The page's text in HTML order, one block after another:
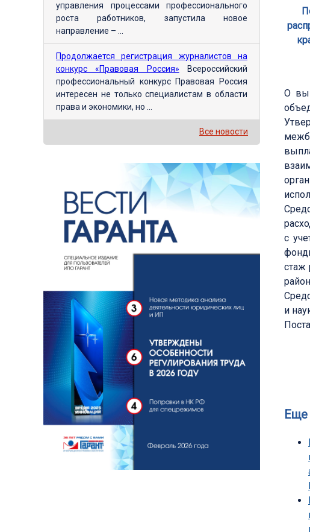
О
с
стаж
и
Еще
управления процессами профессионального
роста работников, запустила новое
направление – ...
Продолжается регистрация журналистов на
конкурс «Правовая Россия» Всероссийский
профессиональный конкурс Правовая Россия
интересен не только специалистам в области
права и экономики, но ...
Все новости